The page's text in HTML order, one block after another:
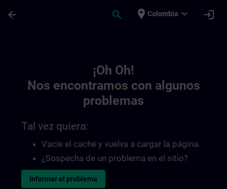
arrow_back search place Colombia expand_more login
¡Oh Oh!
Nos encontramos con algunos
problemas
Tal vez quiera:
Vacíe el caché y vuelva a cargar la página.
¿Sospecha de un problema en el sitio?
Informar el problema